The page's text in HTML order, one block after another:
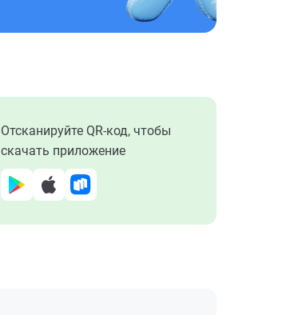
Отсканируйте QR-код, чтобы
скачать приложение